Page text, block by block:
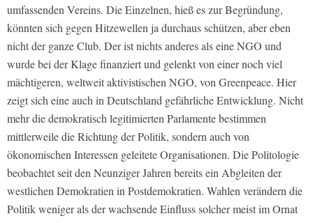
umfassenden Vereins. Die Einzelnen, hieß es zur Begründung,
könnten sich gegen Hitzewellen ja durchaus schützen, aber eben
nicht der ganze Club. Der ist nichts anderes als eine NGO und
wurde bei der Klage finanziert und gelenkt von einer noch viel
mächtigeren, weltweit aktivistischen NGO, von Greenpeace. Hier
zeigt sich eine auch in Deutschland gefährliche Entwicklung. Nicht
mehr die demokratisch legitimierten Parlamente bestimmen
mittlerweile die Richtung der Politik, sondern auch von
ökonomischen Interessen geleitete Organisationen. Die Politologie
beobachtet seit den Neunziger Jahren bereits ein Abgleiten der
westlichen Demokratien in Postdemokratien. Wahlen verändern die
Politik weniger als der wachsende Einfluss solcher meist im Ornat